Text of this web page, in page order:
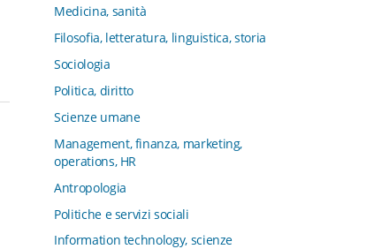
Sociologia e Diritto dell’Economia
Università di Bologna
Collana di Clinica della formazione
Collana di Ragioneria ed Economia
Aziendale - SIDREA
Collana di Storia delle istituzioni
l’Infanzia
Medicina, sanità
Filosofia, letteratura, linguistica, storia
Sociologia
Politica, diritto
Scienze umane
Management, finanza, marketing,
operations, HR
Antropologia
Politiche e servizi sociali
Information technology, scienze